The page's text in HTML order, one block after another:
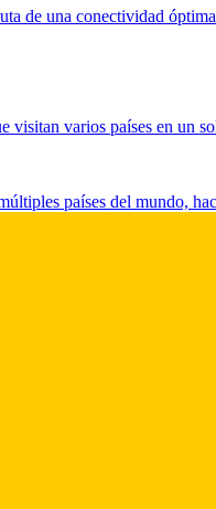
de una conectividad
visitan varios países en un
países del mundo,